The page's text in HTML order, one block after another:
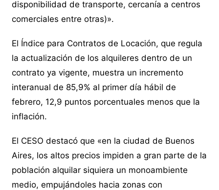
disponibilidad de transporte, cercanía a centros
comerciales entre otras)».
El Índice para Contratos de Locación, que regula
la actualización de los alquileres dentro de un
contrato ya vigente, muestra un incremento
interanual de 85,9% al primer día hábil de
febrero, 12,9 puntos porcentuales menos que la
inflación.
El CESO destacó que «en la ciudad de Buenos
Aires, los altos precios impiden a gran parte de la
población alquilar siquiera un monoambiente
medio, empujándoles hacia zonas con